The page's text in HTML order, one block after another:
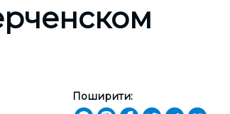
Поширити: